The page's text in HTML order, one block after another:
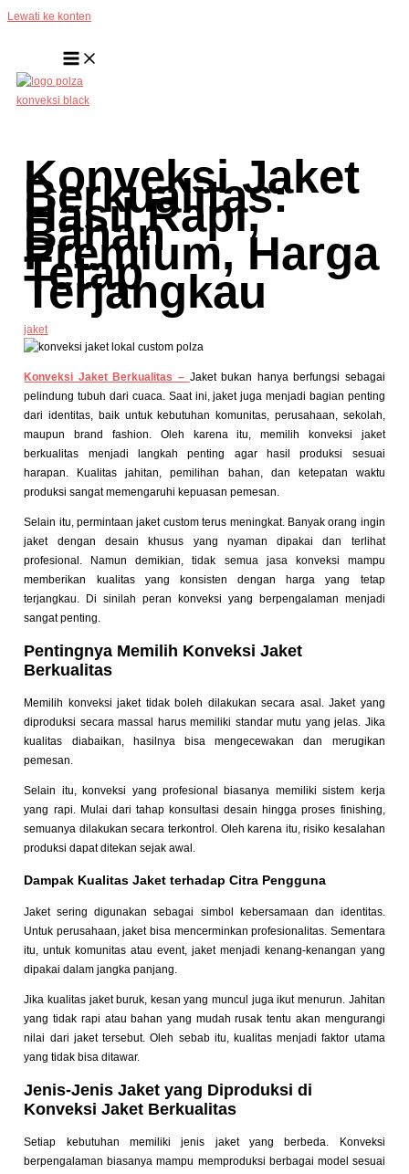
Lewati ke konten
Konveksi Jaket
Berkualitas:
Hasil Rapi,
Bahan
Premium, Harga
Tetap
Terjangkau
jaket
Konveksi Jaket Berkualitas – Jaket bukan hanya berfungsi sebagai
pelindung tubuh dari cuaca. Saat ini, jaket juga menjadi bagian penting
dari identitas, baik untuk kebutuhan komunitas, perusahaan, sekolah,
maupun brand fashion. Oleh karena itu, memilih konveksi jaket
berkualitas menjadi langkah penting agar hasil produksi sesuai
harapan. Kualitas jahitan, pemilihan bahan, dan ketepatan waktu
produksi sangat memengaruhi kepuasan pemesan.
Selain itu, permintaan jaket custom terus meningkat. Banyak orang ingin
jaket dengan desain khusus yang nyaman dipakai dan terlihat
profesional. Namun demikian, tidak semua jasa konveksi mampu
memberikan kualitas yang konsisten dengan harga yang tetap
terjangkau. Di sinilah peran konveksi yang berpengalaman menjadi
sangat penting.
Pentingnya Memilih Konveksi Jaket
Berkualitas
Memilih konveksi jaket tidak boleh dilakukan secara asal. Jaket yang
diproduksi secara massal harus memiliki standar mutu yang jelas. Jika
kualitas diabaikan, hasilnya bisa mengecewakan dan merugikan
pemesan.
Selain itu, konveksi yang profesional biasanya memiliki sistem kerja
yang rapi. Mulai dari tahap konsultasi desain hingga proses finishing,
semuanya dilakukan secara terkontrol. Oleh karena itu, risiko kesalahan
produksi dapat ditekan sejak awal.
Dampak Kualitas Jaket terhadap Citra Pengguna
Jaket sering digunakan sebagai simbol kebersamaan dan identitas.
Untuk perusahaan, jaket bisa mencerminkan profesionalitas. Sementara
itu, untuk komunitas atau event, jaket menjadi kenang-kenangan yang
dipakai dalam jangka panjang.
Jika kualitas jaket buruk, kesan yang muncul juga ikut menurun. Jahitan
yang tidak rapi atau bahan yang mudah rusak tentu akan mengurangi
nilai dari jaket tersebut. Oleh sebab itu, kualitas menjadi faktor utama
yang tidak bisa ditawar.
Jenis-Jenis Jaket yang Diproduksi di
Konveksi Jaket Berkualitas
Setiap kebutuhan memiliki jenis jaket yang berbeda. Konveksi
berpengalaman biasanya mampu memproduksi berbagai model sesuai